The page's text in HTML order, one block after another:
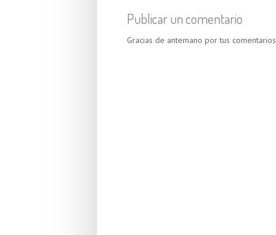
Publicar un comentario
Gracias de antemano por tus